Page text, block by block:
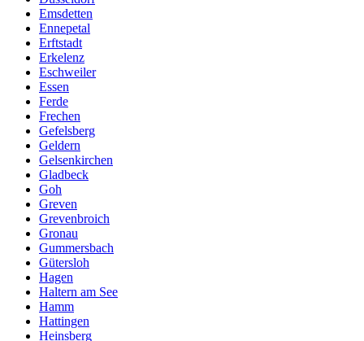
Emsdetten
Ennepetal
Erftstadt
Erkelenz
Eschweiler
Essen
Ferde
Frechen
Gefelsberg
Geldern
Gelsenkirchen
Gladbeck
Goh
Greven
Grevenbroich
Gronau
Gummersbach
Gütersloh
Hagen
Haltern am See
Hamm
Hattingen
Heinsberg